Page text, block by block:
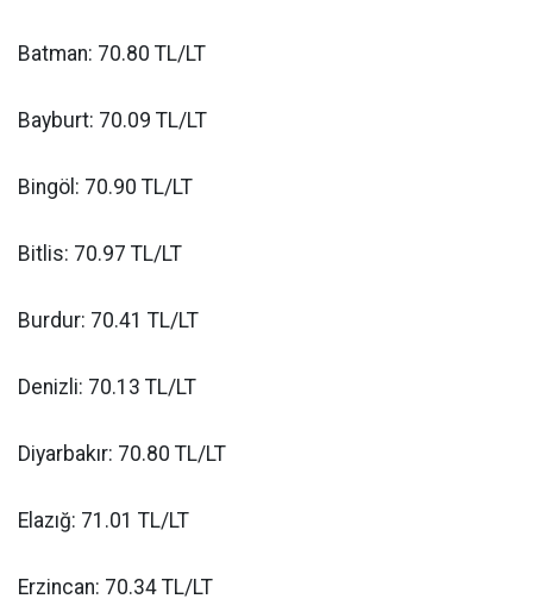
Batman: 70.80 TL/LT
Bayburt: 70.09 TL/LT
Bingöl: 70.90 TL/LT
Bitlis: 70.97 TL/LT
Burdur: 70.41 TL/LT
Denizli: 70.13 TL/LT
Diyarbakır: 70.80 TL/LT
Elazığ: 71.01 TL/LT
Erzincan: 70.34 TL/LT